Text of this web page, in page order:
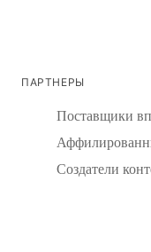
ПАРТНЕРЫ
Поставщики
Создатели